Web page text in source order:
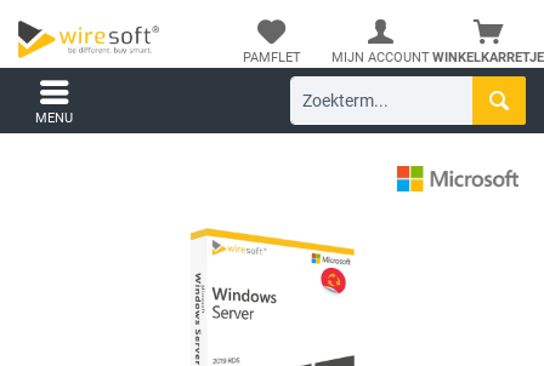
WINKELKARRETJE
PAMFLET MIJN ACCOUNT
MENU